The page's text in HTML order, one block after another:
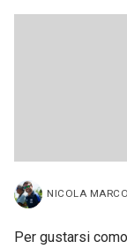
NICOLA
Per gustarsi